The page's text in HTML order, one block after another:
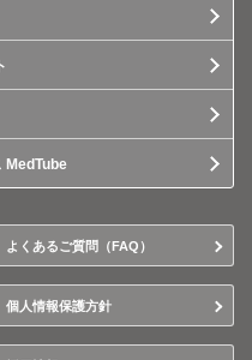
MedTube
よくあるご質問（FAQ）
個人情報保護方針